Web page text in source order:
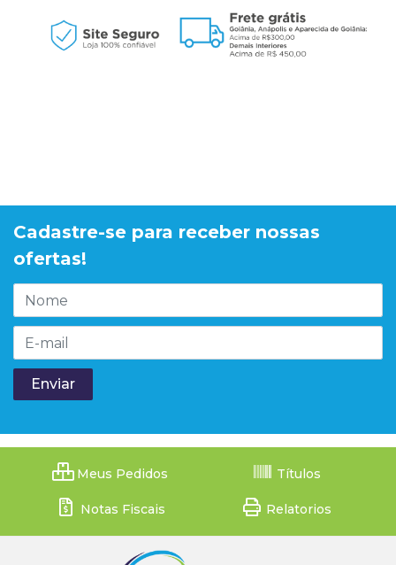
Cadastre-se para receber nossas
ofertas!
Meus Pedidos Títulos
Notas Fiscais Relatorios